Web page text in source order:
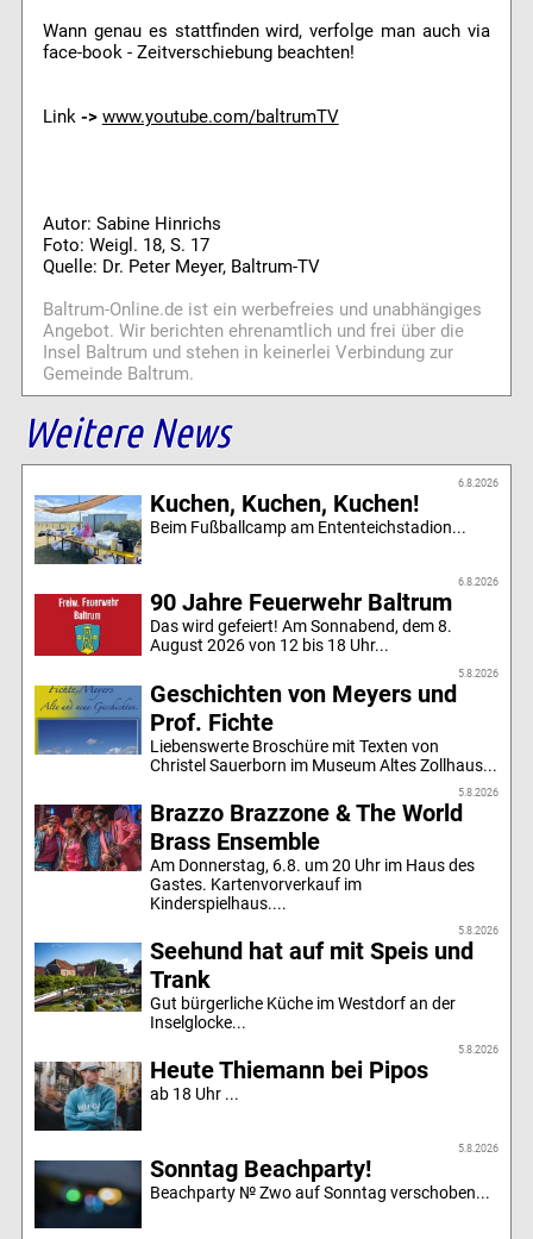
Wann genau es stattfinden wird, verfolge man auch via
face-book - Zeitverschiebung beachten!
Link -> www.youtube.com/baltrumTV
Autor: Sabine Hinrichs
Foto: Weigl. 18, S. 17
Quelle: Dr. Peter Meyer, Baltrum-TV
Baltrum-Online.de ist ein werbefreies und unabhängiges
Angebot. Wir berichten ehrenamtlich und frei über die
Insel Baltrum und stehen in keinerlei Verbindung zur
Gemeinde Baltrum.
Weitere News
6.8.2026
Kuchen, Kuchen, Kuchen!
Beim Fußballcamp am Ententeichstadion...
6.8.2026
90 Jahre Feuerwehr Baltrum
Das wird gefeiert! Am Sonnabend, dem 8.
August 2026 von 12 bis 18 Uhr...
5.8.2026
Geschichten von Meyers und
Prof. Fichte
Liebenswerte Broschüre mit Texten von
Christel Sauerborn im Museum Altes Zollhaus...
5.8.2026
Brazzo Brazzone & The World
Brass Ensemble
Am Donnerstag, 6.8. um 20 Uhr im Haus des
Gastes. Kartenvorverkauf im
Kinderspielhaus....
5.8.2026
Seehund hat auf mit Speis und
Trank
Gut bürgerliche Küche im Westdorf an der
Inselglocke...
5.8.2026
Heute Thiemann bei Pipos
ab 18 Uhr ...
5.8.2026
Sonntag Beachparty!
Beachparty № Zwo auf Sonntag verschoben...